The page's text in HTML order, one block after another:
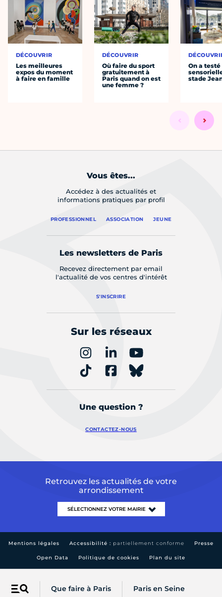
Menu Que faire à Paris Paris en Seine
DÉCOUVRIR
Les meilleures
expos du moment
à faire en famille
DÉCOUVRIR
Où faire du sport
gratuitement à
Paris quand on est
une femme ?
On a
stade
Vous êtes...
Accédez à des actualités et
informations pratiques par profil
PROFESSIONNEL ASSOCIATION JEUNE
Les newsletters de Paris
Recevez directement par email
l'actualité de vos centres d'intérêt
S'INSCRIRE
Sur les réseaux
Une question ?
CONTACTEZ-NOUS
Retrouvez les actualités de votre
arrondissement
Mentions légales Accessibilité : partiellement conforme Presse
Open Data Politique de cookies Plan du site